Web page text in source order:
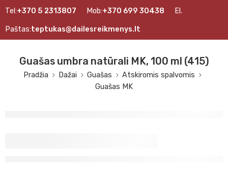
Tel:+370 5 2313807 Mob:+370 699 30438 El.
Paštas:teptukas@dailesreikmenys.lt
Guašas umbra natūrali MK, 100 ml (415)
Pradžia Dažai Guašas
Atskiromis spalvomis
Guašas MK